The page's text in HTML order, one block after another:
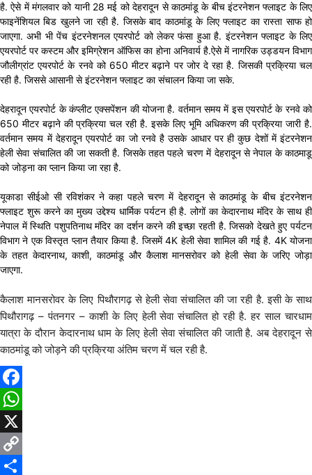
है. ऐसे में मंगलवार को यानी 28 मई को देहरादून से काठमांडू के बीच इंटरनेशन फ्लाइट के लिए
फाइनेंशियल बिड खुलने जा रही है. जिसके बाद काठमांडू के लिए फ्लाइट का रास्ता साफ हो
जाएगा. अभी भी पेंच इंटरनेशनल एयरपोर्ट को लेकर फंसा हुआ है. इंटरनेशन फ्लाइट के लिए
एयरपोर्ट पर कस्टम और इमिग्रेशन ऑफिस का होना अनिवार्य है.ऐसे में नागरिक उड्डयन विभाग
जौलीग्रांट एयरपोर्ट के रनवे को 650 मीटर बढ़ाने पर जोर दे रहा है. जिसकी प्रक्रिया चल
रही है. जिससे आसानी से इंटरनेशन फ्लाइट का संचालन किया जा सके.
देहरादून एयरपोर्ट के कंप्लीट एक्सपेंशन की योजना है. वर्तमान समय में इस एयरपोर्ट के रनवे को
650 मीटर बढ़ाने की प्रक्रिया चल रही है. इसके लिए भूमि अधिकरण की प्रक्रिया जारी है.
वर्तमान समय में देहरादून एयरपोर्ट का जो रनवे है उसके आधार पर ही कुछ देशों में इंटरनेशन
हेली सेवा संचालित की जा सकती है. जिसके तहत पहले चरण में देहरादून से नेपाल के काठमाडू
को जोड़ना का प्लान किया जा रहा है.
यूकाडा सीईओ सी रविशंकर ने कहा पहले चरण में देहरादून से काठमांडू के बीच इंटरनेशन
फ्लाइट शुरू करने का मुख्य उद्देश्य धार्मिक पर्यटन ही है. लोगों का केदारनाथ मंदिर के साथ ही
नेपाल में स्थिति पशुपतिनाथ मंदिर का दर्शन करने की इच्छा रहती है. जिसको देखते हुए पर्यटन
विभाग ने एक विस्तृत प्लान तैयार किया है. जिसमें 4K हेली सेवा शामिल की गई है. 4K योजना
के तहत केदारनाथ, काशी, काठमांडू और कैलाश मानसरोवर को हेली सेवा के जरिए जोड़ा
जाएगा.
कैलाश मानसरोवर के लिए पिथौरागढ़ से हेली सेवा संचालित की जा रही है. इसी के साथ
पिथौरागढ़ – पंतनगर – काशी के लिए हेली सेवा संचालित हो रही है. हर साल चारधाम
यात्रा के दौरान केदारनाथ धाम के लिए हेली सेवा संचालित की जाती है. अब देहरादून से
काठमांडू को जोड़ने की प्रक्रिया अंतिम चरण में चल रही है.
Facebook
WhatsApp
X
Copy